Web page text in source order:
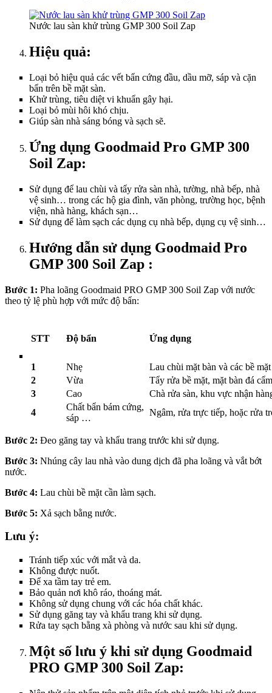
Nước lau sàn khử trùng GMP 300 Soil Zap
Hiệu quả:
Loại bỏ hiệu quả các vết bẩn cứng đầu, dầu mỡ, sáp và cặn
bẩn trên bề mặt sàn.
Khử trùng, tiêu diệt vi khuẩn gây hại.
Loại bỏ mùi hôi khó chịu.
Giúp sàn nhà sáng bóng và sạch sẽ.
Ứng dụng Goodmaid Pro GMP 300
Soil Zap:
Sử dụng để lau chùi và tẩy rửa sàn nhà, tường, nhà bếp, nhà
vệ sinh… trong các hộ gia đình, văn phòng, trường học, bệnh
viện, nhà hàng, khách sạn…
Sử dụng để làm sạch các dụng cụ nhà bếp, dụng cụ vệ sinh…
Hướng dẫn sử dụng Goodmaid Pro
GMP 300 Soil Zap :
Bước 1: Pha loãng Goodmaid PRO GMP 300 Soil Zap với nước
theo tỷ lệ phù hợp với mức độ bẩn:
STT Độ bẩn Ứng dụng
1 Nhẹ
Lau chùi mặt bàn và các bề
2
Vừa
Tẩy rửa bề mặt, mặt bàn đá
3
Cao
Chà rửa sàn, khu vực nhận
4
Chất bẩn bám cứng,
sáp …
Ngâm, rửa trực tiếp, hoặc rửa
Bước 2: Đeo găng tay và khẩu trang trước khi sử dụng.
Bước 3: Nhúng cây lau nhà vào dung dịch đã pha loãng và vắt bớt
nước.
Bước 4: Lau chùi bề mặt cần làm sạch.
Bước 5: Xả sạch bằng nước.
Lưu ý:
Tránh tiếp xúc với mắt và da.
Không được nuốt.
Để xa tầm tay trẻ em.
Bảo quản nơi khô ráo, thoáng mát.
Không sử dụng chung với các hóa chất khác.
Sử dụng găng tay và khẩu trang khi sử dụng.
Rửa tay sạch bằng xà phòng và nước sau khi sử dụng.
Một số lưu ý khi sử dụng Goodmaid
PRO GMP 300 Soil Zap: